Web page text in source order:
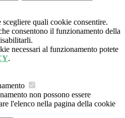
scegliere quali cookie consentire.
consentono il funzionamento della
necessari al funzionamento potete
.
non possono essere
l'elenco nella pagina della cookie